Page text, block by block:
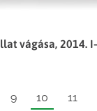
vágása, 2014.
9 10 11